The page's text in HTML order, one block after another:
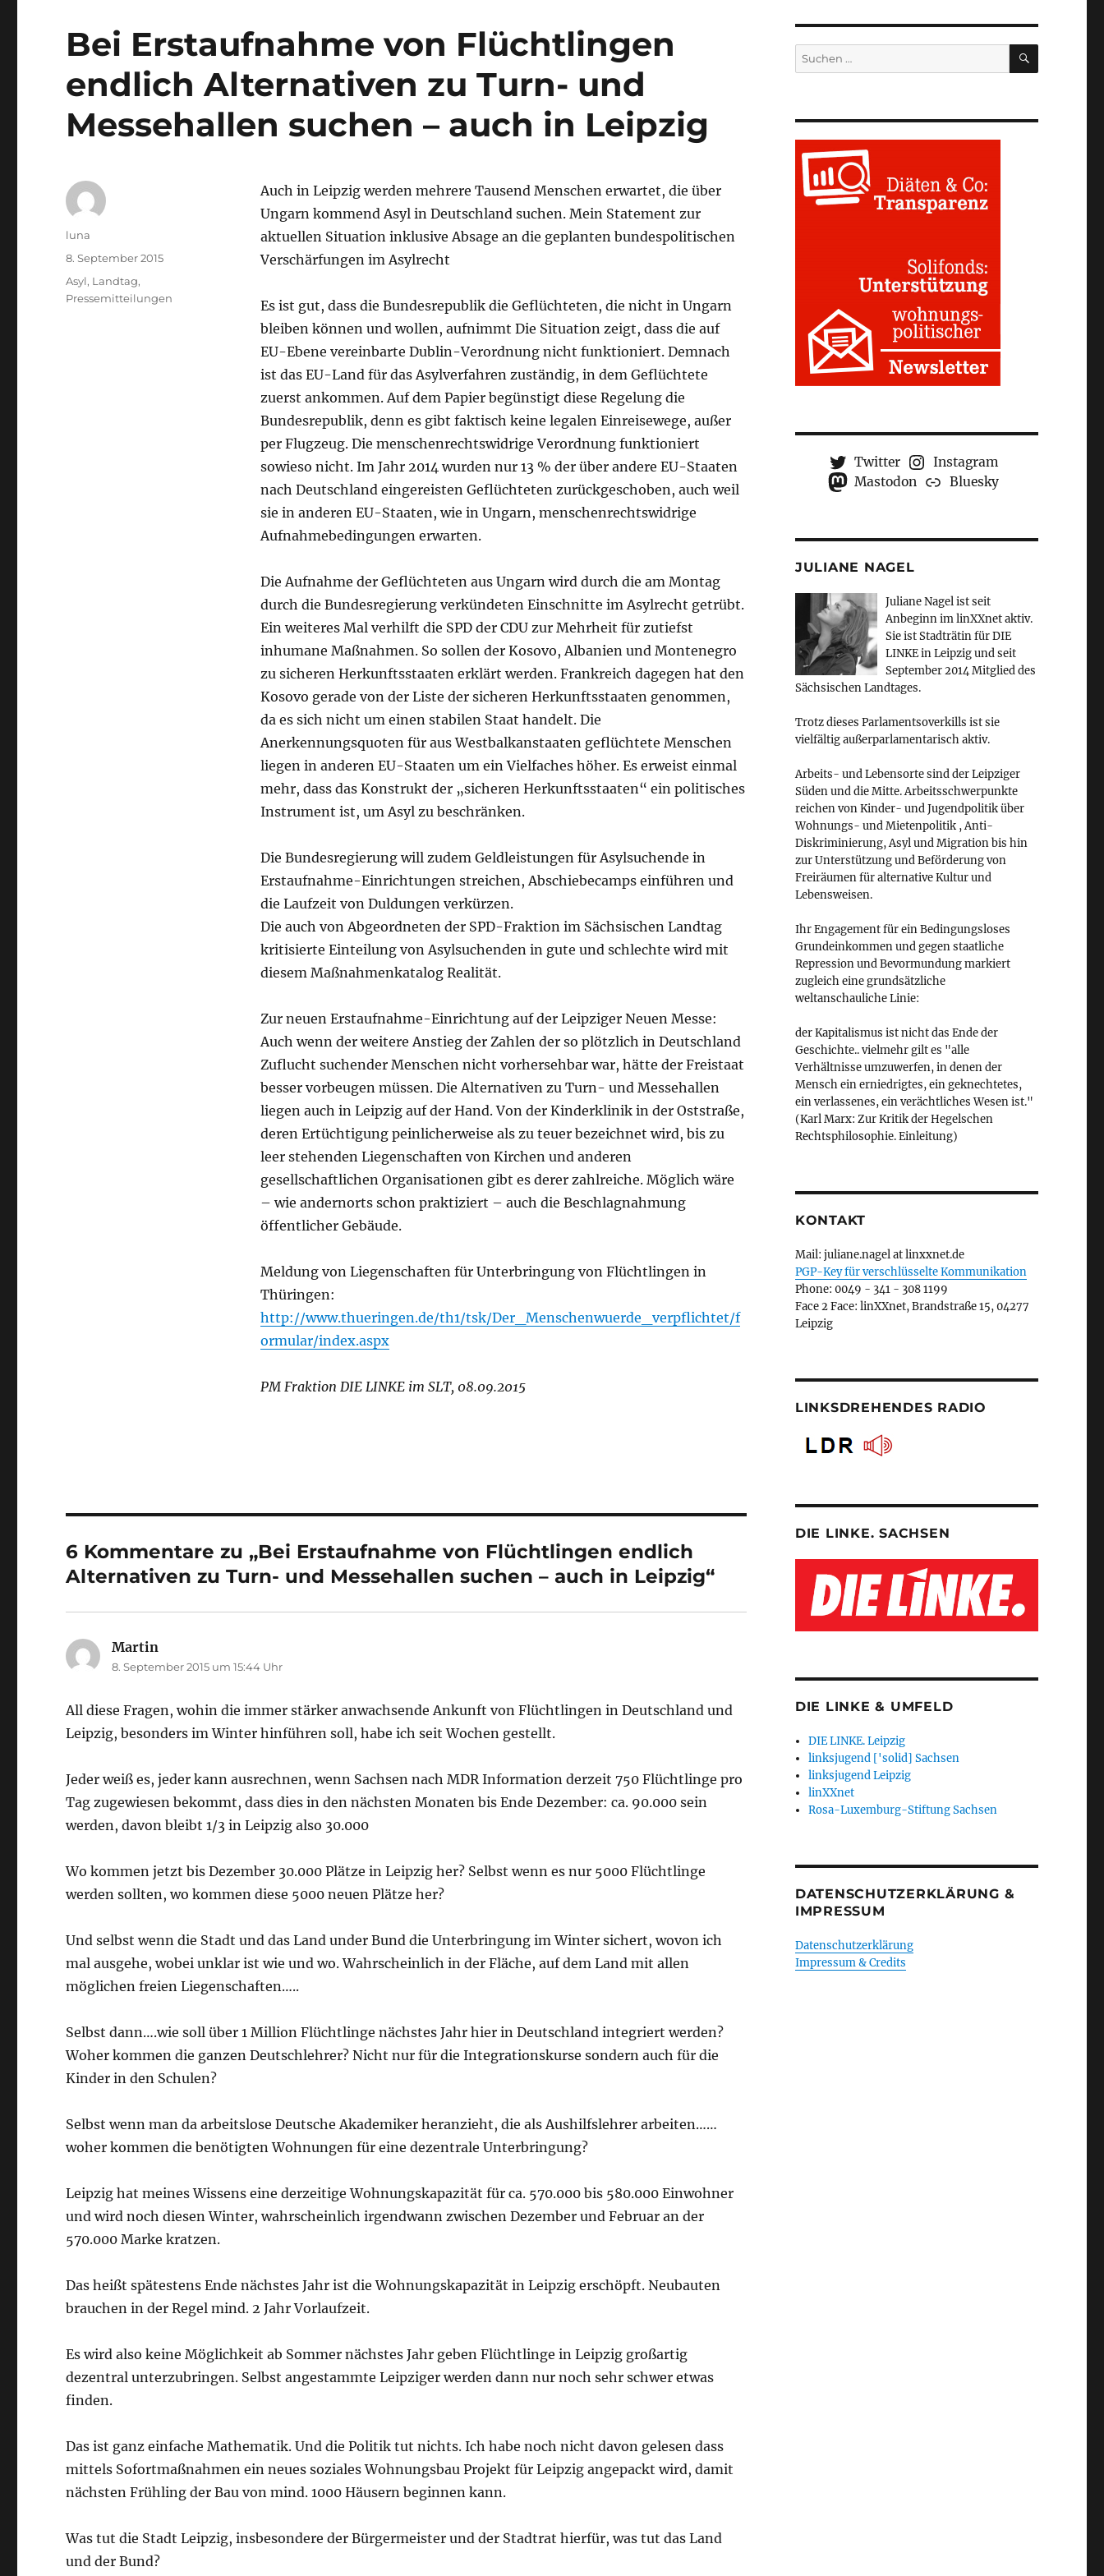
Bei Erstaufnahme von Flüchtlingen
endlich Alternativen zu Turn- und
Messehallen suchen – auch in Leipzig
Auch in Leipzig werden mehrere Tausend Menschen erwartet, die über
Ungarn kommend Asyl in Deutschland suchen. Mein Statement zur
aktuellen Situation inklusive Absage an die geplanten bundespolitischen
Verschärfungen im Asylrecht
Es ist gut, dass die Bundesrepublik die Geflüchteten, die nicht in Ungarn
bleiben können und wollen, aufnimmt Die Situation zeigt, dass die auf
EU-Ebene vereinbarte Dublin-Verordnung nicht funktioniert. Demnach
ist das EU-Land für das Asylverfahren zuständig, in dem Geflüchtete
zuerst ankommen. Auf dem Papier begünstigt diese Regelung die
Bundesrepublik, denn es gibt faktisch keine legalen Einreisewege, außer
per Flugzeug. Die menschenrechtswidrige Verordnung funktioniert
sowieso nicht. Im Jahr 2014 wurden nur 13 % der über andere EU-Staaten
nach Deutschland eingereisten Geflüchteten zurückgeschoben, auch weil
sie in anderen EU-Staaten, wie in Ungarn, menschenrechtswidrige
Aufnahmebedingungen erwarten.
Die Aufnahme der Geflüchteten aus Ungarn wird durch die am Montag
durch die Bundesregierung verkündeten Einschnitte im Asylrecht getrübt.
Ein weiteres Mal verhilft die SPD der CDU zur Mehrheit für zutiefst
inhumane Maßnahmen. So sollen der Kosovo, Albanien und Montenegro
zu sicheren Herkunftsstaaten erklärt werden. Frankreich dagegen hat den
Kosovo gerade von der Liste der sicheren Herkunftsstaaten genommen,
da es sich nicht um einen stabilen Staat handelt. Die
Anerkennungsquoten für aus Westbalkanstaaten geflüchtete Menschen
liegen in anderen EU-Staaten um ein Vielfaches höher. Es erweist einmal
mehr, dass das Konstrukt der „sicheren Herkunftsstaaten“ ein politisches
Instrument ist, um Asyl zu beschränken.
Die Bundesregierung will zudem Geldleistungen für Asylsuchende in
Erstaufnahme-Einrichtungen streichen, Abschiebecamps einführen und
die Laufzeit von Duldungen verkürzen.
Die auch von Abgeordneten der SPD-Fraktion im Sächsischen Landtag
kritisierte Einteilung von Asylsuchenden in gute und schlechte wird mit
diesem Maßnahmenkatalog Realität.
Zur neuen Erstaufnahme-Einrichtung auf der Leipziger Neuen Messe:
Auch wenn der weitere Anstieg der Zahlen der so plötzlich in Deutschland
Zuflucht suchender Menschen nicht vorhersehbar war, hätte der Freistaat
besser vorbeugen müssen. Die Alternativen zu Turn- und Messehallen
liegen auch in Leipzig auf der Hand. Von der Kinderklinik in der Oststraße,
deren Ertüchtigung peinlicherweise als zu teuer bezeichnet wird, bis zu
leer stehenden Liegenschaften von Kirchen und anderen
gesellschaftlichen Organisationen gibt es derer zahlreiche. Möglich wäre
– wie andernorts schon praktiziert – auch die Beschlagnahmung
öffentlicher Gebäude.
Meldung von Liegenschaften für Unterbringung von Flüchtlingen in
Thüringen:
http://www.thueringen.de/th1/tsk/Der_Menschenwuerde_verpflichtet/f
ormular/index.aspx
PM Fraktion DIE LINKE im SLT, 08.09.2015
Autor
luna
Veröffentlicht
8. September 2015
Kategorien
Asyl, Landtag,
Pressemitteilungen
6 Kommentare zu „Bei Erstaufnahme von Flüchtlingen endlich
Alternativen zu Turn- und Messehallen suchen – auch in Leipzig“
Martin
8. September 2015 um 15:44 Uhr
All diese Fragen, wohin die immer stärker anwachsende Ankunft von Flüchtlingen in Deutschland und
Leipzig, besonders im Winter hinführen soll, habe ich seit Wochen gestellt.
Jeder weiß es, jeder kann ausrechnen, wenn Sachsen nach MDR Information derzeit 750 Flüchtlinge pro
Tag zugewiesen bekommt, dass dies in den nächsten Monaten bis Ende Dezember: ca. 90.000 sein
werden, davon bleibt 1/3 in Leipzig also 30.000
Wo kommen jetzt bis Dezember 30.000 Plätze in Leipzig her? Selbst wenn es nur 5000 Flüchtlinge
werden sollten, wo kommen diese 5000 neuen Plätze her?
Und selbst wenn die Stadt und das Land under Bund die Unterbringung im Winter sichert, wovon ich
mal ausgehe, wobei unklar ist wie und wo. Wahrscheinlich in der Fläche, auf dem Land mit allen
möglichen freien Liegenschaften…..
Selbst dann….wie soll über 1 Million Flüchtlinge nächstes Jahr hier in Deutschland integriert werden?
Woher kommen die ganzen Deutschlehrer? Nicht nur für die Integrationskurse sondern auch für die
Kinder in den Schulen?
Selbst wenn man da arbeitslose Deutsche Akademiker heranzieht, die als Aushilfslehrer arbeiten……
woher kommen die benötigten Wohnungen für eine dezentrale Unterbringung?
Leipzig hat meines Wissens eine derzeitige Wohnungskapazität für ca. 570.000 bis 580.000 Einwohner
und wird noch diesen Winter, wahrscheinlich irgendwann zwischen Dezember und Februar an der
570.000 Marke kratzen.
Das heißt spätestens Ende nächstes Jahr ist die Wohnungskapazität in Leipzig erschöpft. Neubauten
brauchen in der Regel mind. 2 Jahr Vorlaufzeit.
Es wird also keine Möglichkeit ab Sommer nächstes Jahr geben Flüchtlinge in Leipzig großartig
dezentral unterzubringen. Selbst angestammte Leipziger werden dann nur noch sehr schwer etwas
finden.
Das ist ganz einfache Mathematik. Und die Politik tut nichts. Ich habe noch nicht davon gelesen dass
mittels Sofortmaßnahmen ein neues soziales Wohnungsbau Projekt für Leipzig angepackt wird, damit
nächsten Frühling der Bau von mind. 1000 Häusern beginnen kann.
Was tut die Stadt Leipzig, insbesondere der Bürgermeister und der Stadtrat hierfür, was tut das Land
und der Bund?
Suchen
nach:
SUCHEN
Twitter
Instagram
Mastodon
Bluesky
JULIANE NAGEL
Juliane Nagel ist seit
Anbeginnim linXXnet aktiv.
Sie ist Stadträtin für DIE
LINKE in Leipzig und seit
September 2014 Mitglied des
Sächsischen Landtages.
Trotz dieses Parlamentsoverkills ist sie
vielfältig außerparlamentarisch aktiv.
Arbeits- und Lebensorte sind der Leipziger
Süden und die Mitte. Arbeitsschwerpunkte
reichen von Kinder- und Jugendpolitik über
Wohnungs- und Mietenpolitik , Anti-
Diskriminierung, Asyl und Migration bis hin
zur Unterstützung und Beförderung von
Freiräumen für alternative Kultur und
Lebensweisen.
Ihr Engagement für ein Bedingungsloses
Grundeinkommen und gegen staatliche
Repression und Bevormundung markiert
zugleich eine grundsätzliche
weltanschauliche Linie:
der Kapitalismus ist nicht das Ende der
Geschichte.. vielmehr gilt es "alle
Verhältnisse umzuwerfen, in denen der
Mensch ein erniedrigtes, ein geknechtetes,
ein verlassenes, ein verächtliches Wesen ist."
(Karl Marx: Zur Kritik der Hegelschen
Rechtsphilosophie. Einleitung)
KONTAKT
Mail: juliane.nagel at linxxnet.de
PGP-Key für verschlüsselte Kommunikation
Phone: 0049 - 341 - 308 1199
Face 2 Face: linXXnet, Brandstraße 15, 04277
Leipzig
LINKSDREHENDES RADIO
DIE LINKE. SACHSEN
DIE LINKE & UMFELD
DIE LINKE. Leipzig
linksjugend ['solid] Sachsen
linksjugend Leipzig
linXXnet
Rosa-Luxemburg-Stiftung Sachsen
DATENSCHUTZERKLÄRUNG &
IMPRESSUM
Datenschutzerklärung
Impressum & Credits